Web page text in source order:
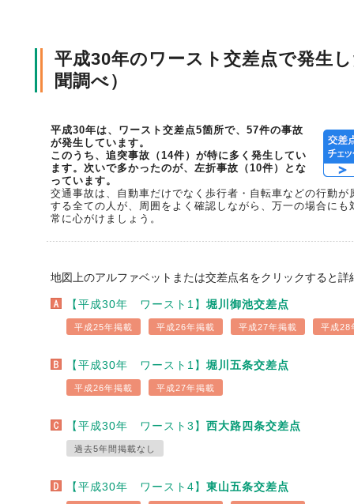
平成30年のワースト交差点で発生
聞調べ）
平成30年は、ワースト交差点5箇所で、57件の事故
が発生しています。
このうち、追突事故（14件）が特に多く発生してい
ます。次いで多かったのが、左折事故（10件）とな
っています。
交通事故は、自動車だけでなく歩行者・自転車などの行動
する全ての人が、周囲をよく確認しながら、万一の場合に
常に心がけましょう。
地図上のアルファベットまたは交差点名をクリックすると
【平成30年 ワースト1】 堀川御池交差点
平成25年掲載 平成26年掲載 平成27年掲載 平成28
【平成30年 ワースト1】 堀川五条交差点
平成26年掲載 平成27年掲載
【平成30年 ワースト3】 西大路四条交差点
過去5年間掲載なし
【平成30年 ワースト4】 東山五条交差点